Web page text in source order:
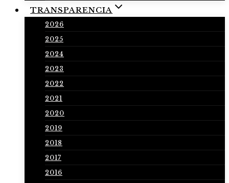
TRANSPARENCIA
2026
2025
2024
2023
2022
2021
2020
2019
2018
2017
2016